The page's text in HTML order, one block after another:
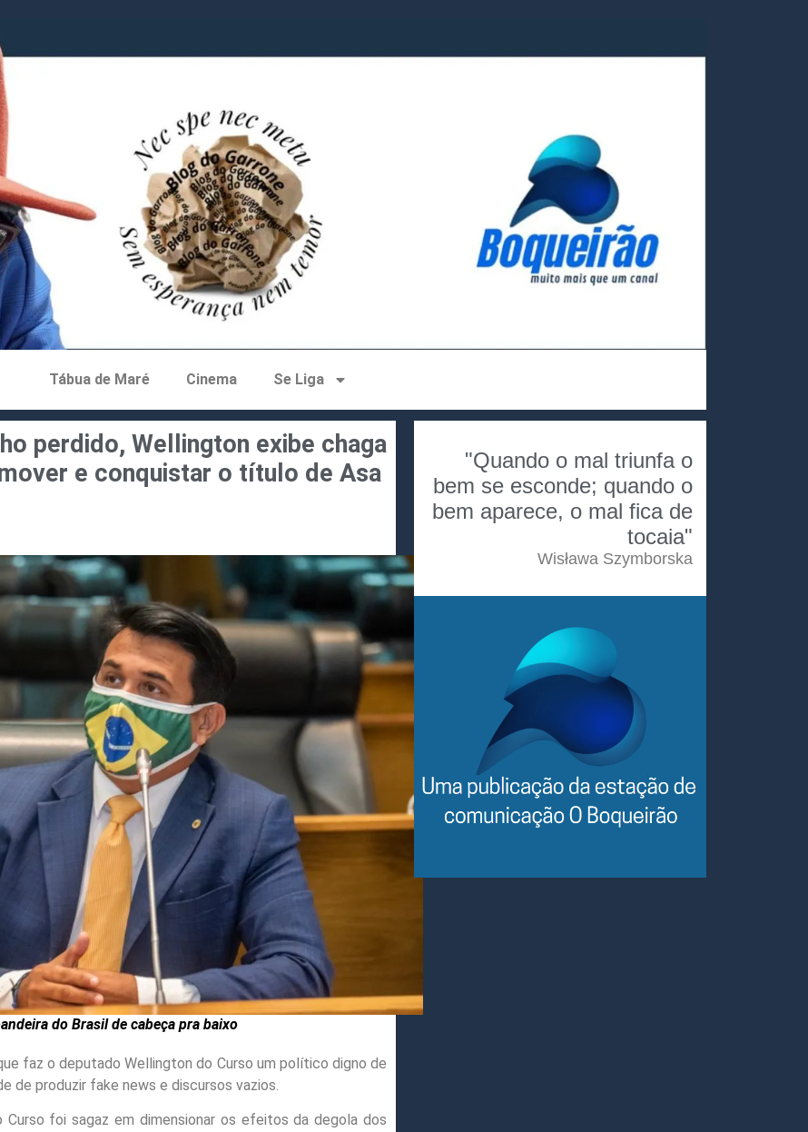
Tábua de Maré Cinema Se Liga
perdido, Wellington exibe chaga
e conquistar o título de Asa
do Brasil de cabeça pra baixo
faz o deputado Wellington do Curso um político digno de
de produzir fake news e discursos vazios.
Curso foi sagaz em dimensionar os efeitos da degola dos
"Quando o mal triunfa o
bem se esconde; quando o
bem aparece, o mal fica de
tocaia"
Wisława Szymborska